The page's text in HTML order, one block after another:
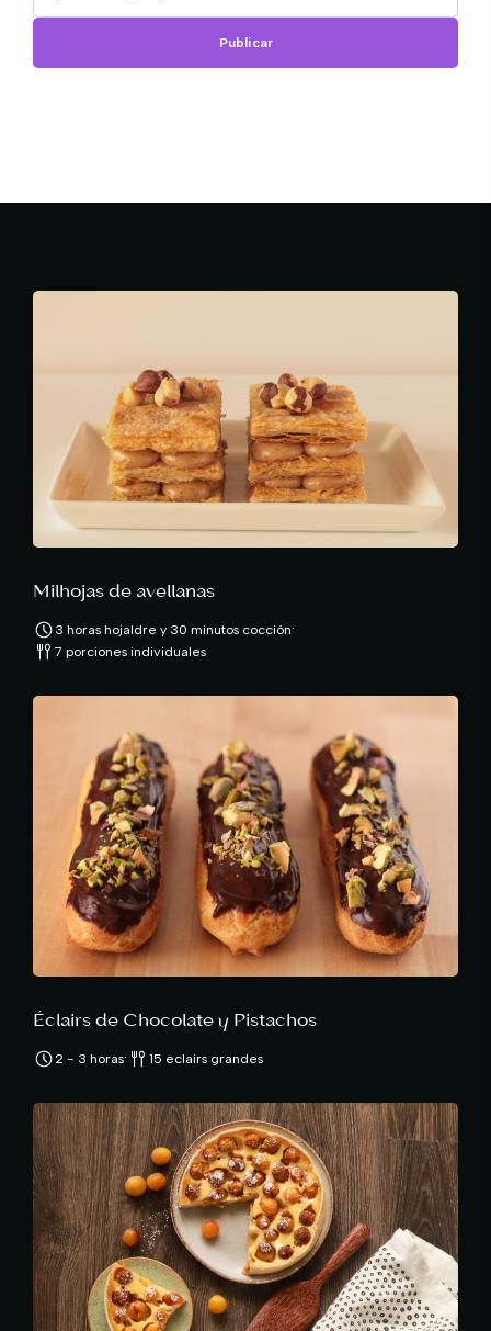
Milhojas de avellanas
3 horas hojaldre y 30 minutos cocción·
7 porciones individuales
Éclairs de Chocolate y Pistachos
2 - 3 horas· 15 eclairs grandes